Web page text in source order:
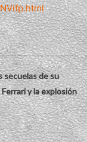
secuelas de su
y la explosión